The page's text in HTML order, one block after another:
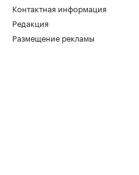
Контактная информация
Редакция
Размещение рекламы